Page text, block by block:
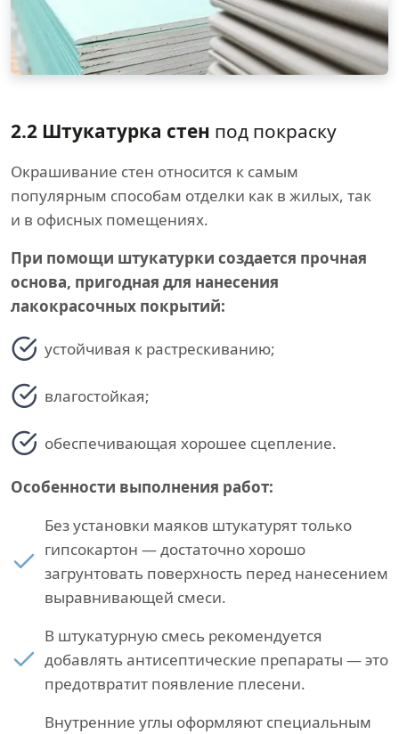
2.2 Штукатурка стен под покраску
Окрашивание стен относится к самым
популярным способам отделки как в жилых, так
и в офисных помещениях.
При помощи штукатурки создается прочная
основа, пригодная для нанесения
лакокрасочных покрытий:
устойчивая к растрескиванию;
влагостойкая;
обеспечивающая хорошее сцепление.
Особенности выполнения работ:
Без установки маяков штукатурят только
гипсокартон — достаточно хорошо
загрунтовать поверхность перед нанесением
выравнивающей смеси.
В штукатурную смесь рекомендуется
добавлять антисептические препараты — это
предотвратит появление плесени.
Внутренние углы оформляют специальным